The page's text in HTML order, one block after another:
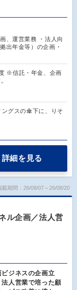
、運営業務 ・法人向
出年金等）の企画・
※信託・年金、企画
グスの傘下に、りそ
詳細を見る
載期間：26/08/07～26/08/20
ル企画／法人営
ジネスの企画立
人営業で培った顧